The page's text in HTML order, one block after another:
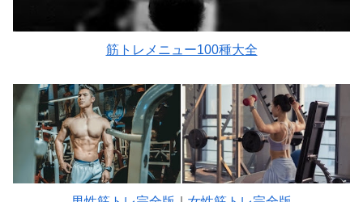
筋トレメニュー100種大全